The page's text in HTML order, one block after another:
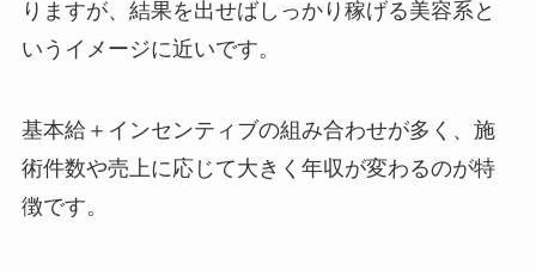
りますが、結果を出せばしっかり稼げる美容系と
いうイメージに近いです。
基本給＋インセンティブの組み合わせが多く、施
術件数や売上に応じて大きく年収が変わるのが特
徴です。